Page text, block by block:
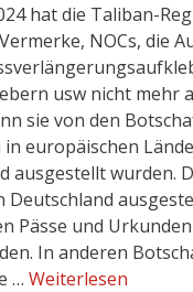
hat die Taliban-
NOCs, die
usw nicht mehr
sie von den
europäischen
ausgestellt wurden.
Deutschland
Pässe und
In anderen
… Weiterlesen